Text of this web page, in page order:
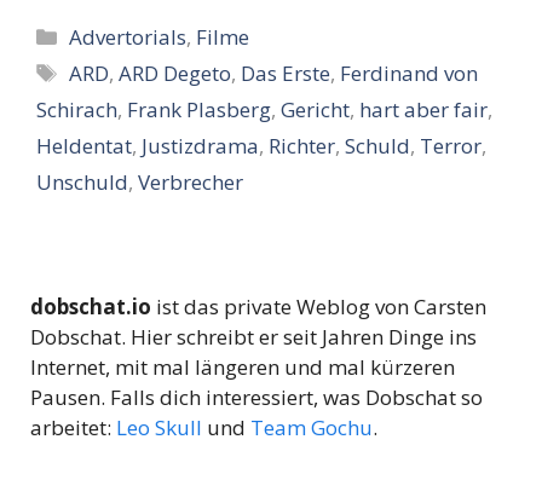
Kategorien
Advertorials, Filme
Schlagwörter
ARD,ARD Degeto, Das Erste, Ferdinand von
Schirach, Frank Plasberg, Gericht, hart aber fair,
Heldentat, Justizdrama, Richter, Schuld, Terror,
Unschuld, Verbrecher
dobschat.io ist das private Weblog von Carsten
Dobschat. Hier schreibt er seit Jahren Dinge ins
Internet, mit mal längeren und mal kürzeren
Pausen. Falls dich interessiert, was Dobschat so
arbeitet: Leo Skull und Team Gochu.